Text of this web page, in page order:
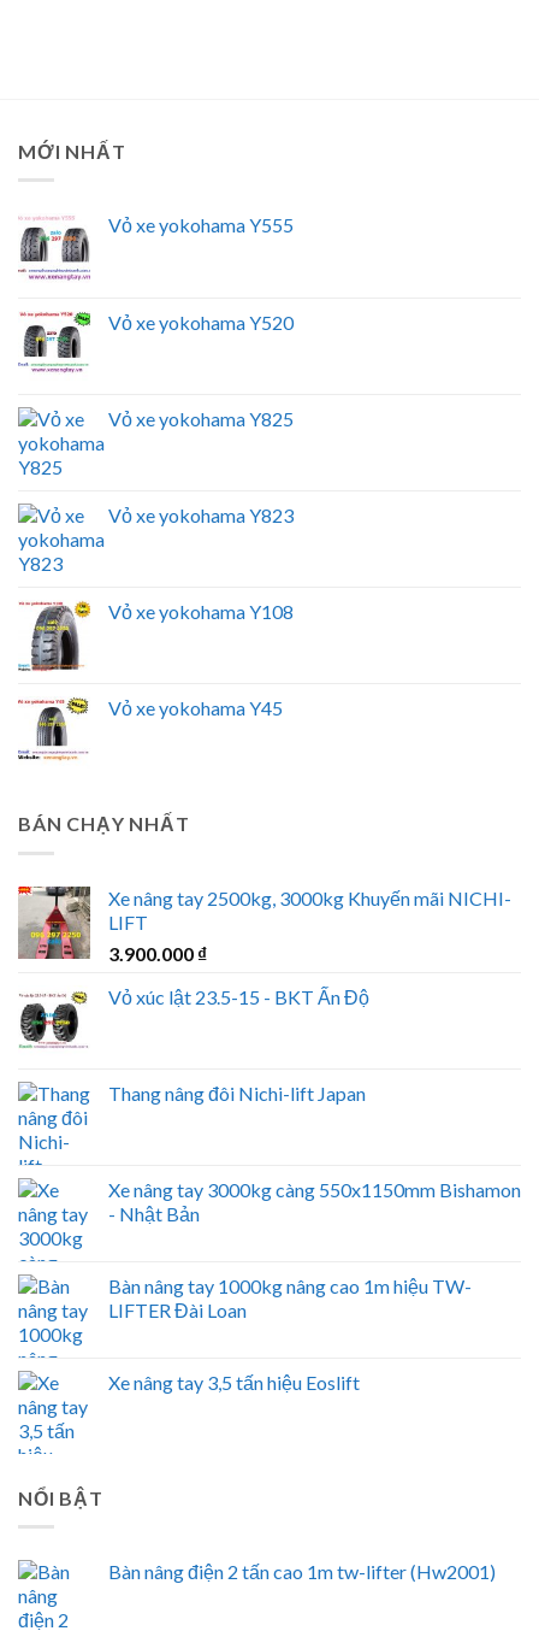
MỚI NHẤT
Vỏ xe yokohama Y555
Vỏ xe yokohama Y520
Vỏ xe yokohama Y825
Vỏ xe yokohama Y823
Vỏ xe yokohama Y108
Vỏ xe yokohama Y45
BÁN CHẠY NHẤT
Xe nâng tay 2500kg, 3000kg Khuyến mãi NICHI-
LIFT
3.900.000 ₫
Vỏ xúc lật 23.5-15 - BKT Ấn Độ
Thang nâng đôi Nichi-lift Japan
Xe nâng tay 3000kg càng 550x1150mm Bishamon
- Nhật Bản
Bàn nâng tay 1000kg nâng cao 1m hiệu TW-
LIFTER Đài Loan
Xe nâng tay 3,5 tấn hiệu Eoslift
NỔI BẬT
Bàn nâng điện 2 tấn cao 1m tw-lifter (Hw2001)